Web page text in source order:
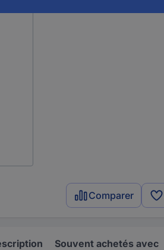
Comparer
Souvent achetés avec